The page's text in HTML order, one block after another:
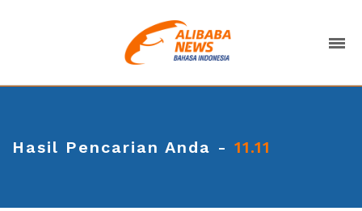
Hasil Pencarian Anda - 11.11